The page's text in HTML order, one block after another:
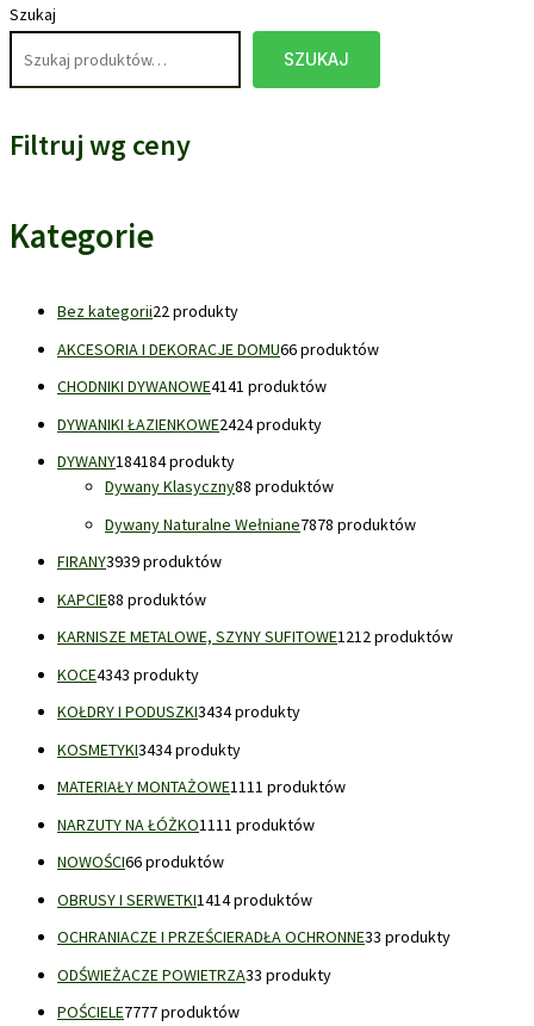
Szukaj
SZUKAJ
Filtruj wg ceny
Kategorie
Bez kategorii22 produkty
AKCESORIA I DEKORACJE DOMU66 produktów
CHODNIKI DYWANOWE4141 produktów
DYWANIKI ŁAZIENKOWE2424 produkty
DYWANY184184 produkty
Dywany Klasyczny88 produktów
Dywany Naturalne Wełniane7878 produktów
FIRANY3939 produktów
KAPCIE88 produktów
KARNISZE METALOWE, SZYNY SUFITOWE1212 produktów
KOCE4343 produkty
KOŁDRY I PODUSZKI3434 produkty
KOSMETYKI3434 produkty
MATERIAŁY MONTAŻOWE1111 produktów
NARZUTY NA ŁÓŻKO1111 produktów
NOWOŚCI66 produktów
OBRUSY I SERWETKI1414 produktów
OCHRANIACZE I PRZEŚCIERADŁA OCHRONNE33 produkty
ODŚWIEŻACZE POWIETRZA33 produkty
POŚCIELE7777 produktów